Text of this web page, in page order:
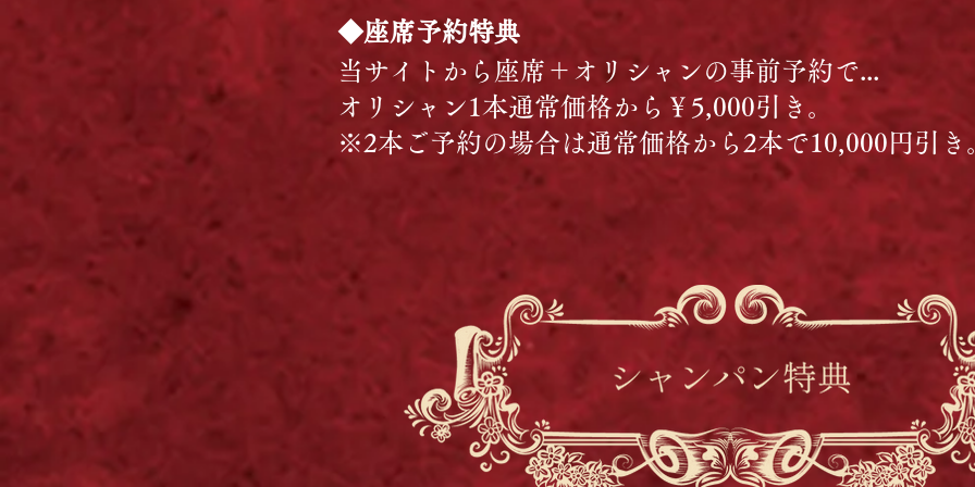
◆座席予約特典
当サイトから座席＋オリシャンの事前予約で...
オリシャン1本通常価格から￥5,000引き。
※2本ご予約の場合は通常価格から2本で10,000円引き